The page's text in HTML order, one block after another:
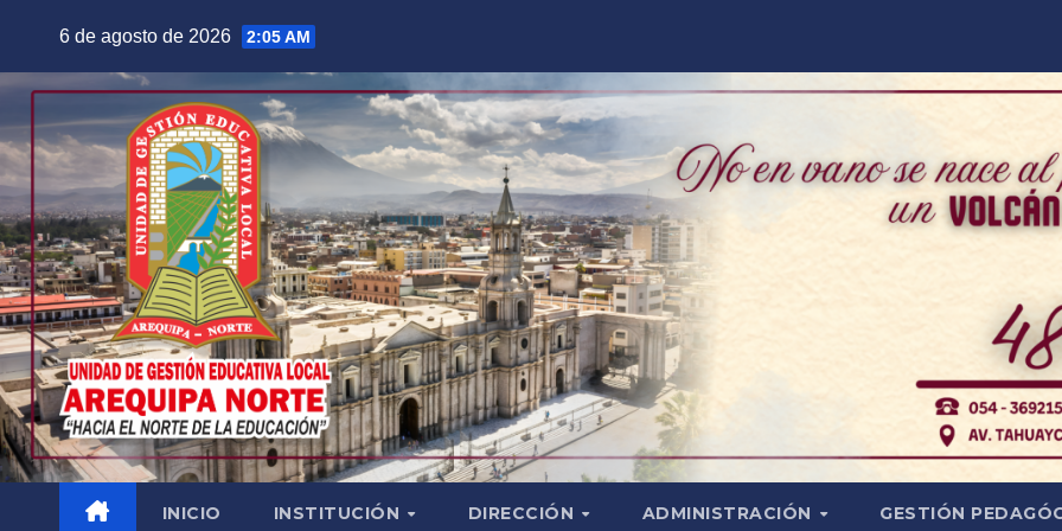
contenido
6 de agosto de 2026 2:05 AM
INICIO INSTITUCIÓN DIRECCIÓN ADMINISTRACIÓN GESTIÓN